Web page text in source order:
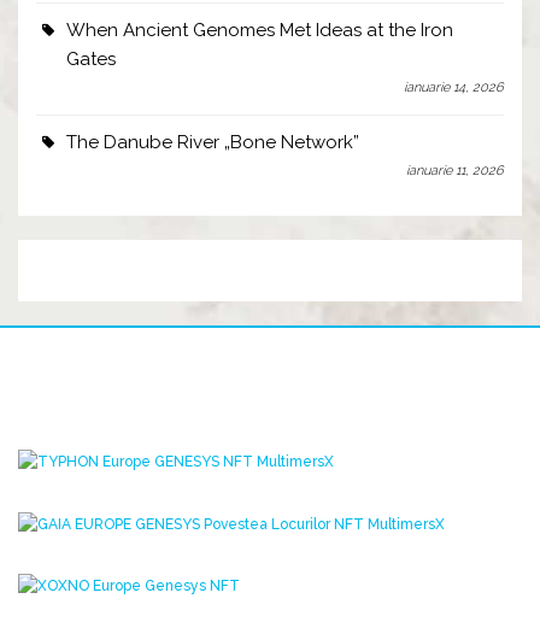
When Ancient Genomes Met Ideas at the Iron
Gates
ianuarie 14, 2026
The Danube River „Bone Network”
ianuarie 11, 2026